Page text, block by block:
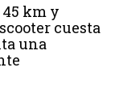
45 km y
cuesta
una